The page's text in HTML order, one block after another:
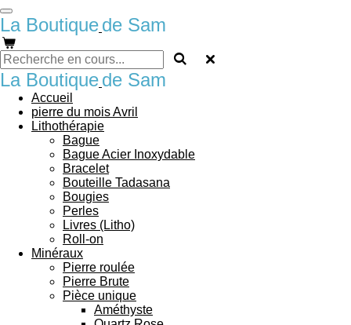
Passer
au
contenu
principal
La Boutiquede Sam
La Boutiquede Sam
Accueil
pierre du mois Avril
Lithothérapie
Bague
Bague Acier Inoxydable
Bracelet
Bouteille Tadasana
Bougies
Perles
Livres (Litho)
Roll-on
Minéraux
Pierre roulée
Pierre Brute
Pièce unique
Améthyste